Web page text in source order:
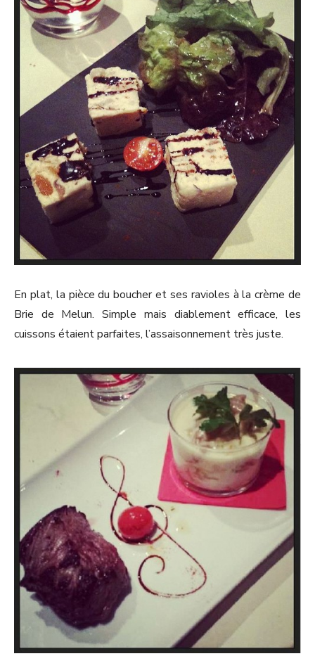
En plat, la pièce du boucher et ses ravioles à la crème de
Brie de Melun. Simple mais diablement efficace, les
cuissons étaient parfaites, l’assaisonnement très juste.